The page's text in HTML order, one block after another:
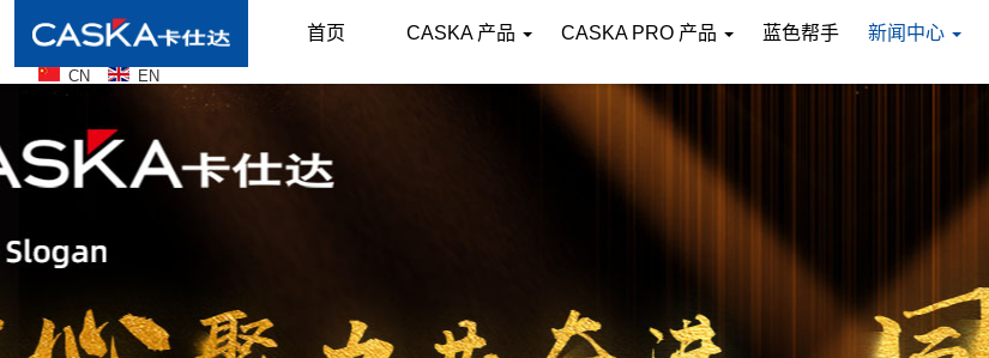
首页 CASKA 产品 CASKA PRO 产品 蓝色帮手 新闻中心
CN EN